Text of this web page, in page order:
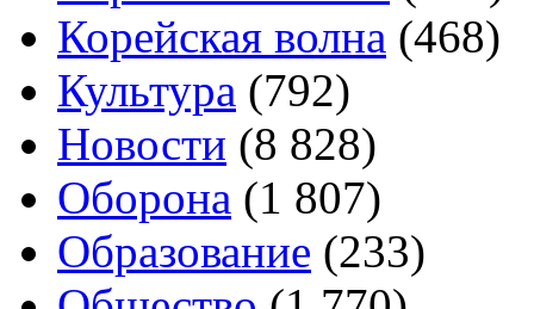
Корейская волна (468)
Культура (792)
Новости (8 828)
Оборона (1 807)
Образование (233)